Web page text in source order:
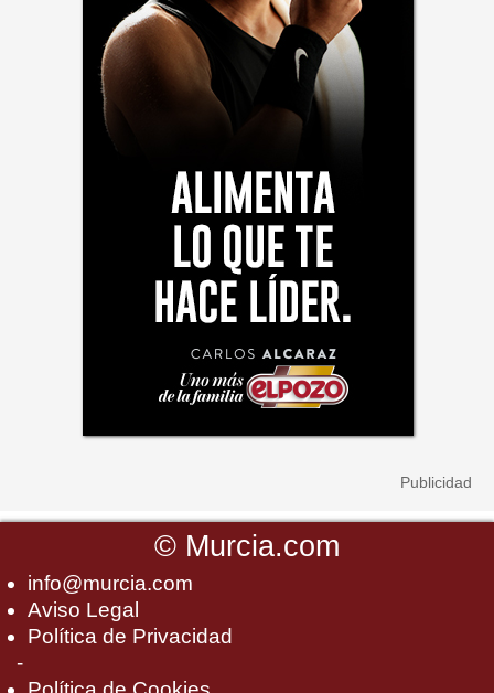
© Murcia.com
info@murcia.com
Aviso Legal
Política de Privacidad
-